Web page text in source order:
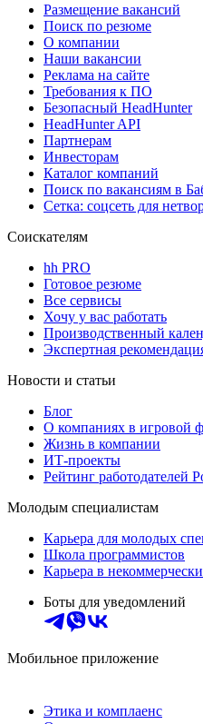
Размещение вакансий
Поиск по резюме
О компании
Наши вакансии
Реклама на сайте
Требования к ПО
Безопасный HeadHunter
HeadHunter API
Партнерам
Инвесторам
Каталог компаний
Поиск по вакансиям в
Сетка: соцсеть для
Соискателям
hh PRO
Готовое резюме
Все сервисы
Хочу у вас работать
Производственный
Экспертная
Новости и статьи
Блог
О компаниях в игровой
Жизнь в компании
ИТ-проекты
Рейтинг работодателей
Молодым специалистам
Карьера для молодых
Школа программистов
Карьера в
Боты для уведомлений
Мобильное приложение
Этика и комплаенс